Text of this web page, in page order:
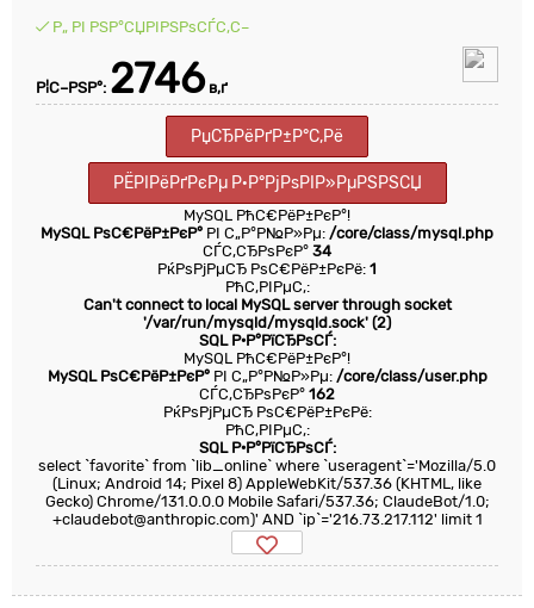
Р„ РІ РЅР°СЏРІРЅРѕСЃС‚С–
Р¦С–РЅР°: 2746в‚ґ
РџСЂРёРґР±Р°С‚Рё
РЁРІРёРґРєРµ Р·Р°РјРѕРІР»РµРЅРЅСЏ
MySQL РћС€РёР±РєР°!
MySQL РѕС€РёР±РєР° РІ С„Р°Р№Р»Рµ: /core/class/mysql.php
СЃС‚СЂРѕРєР° 34
РќРѕРјРµСЂ РѕС€РёР±РєРё: 1
РћС‚РІРµС‚:
Can't connect to local MySQL server through socket
'/var/run/mysqld/mysqld.sock' (2)
SQL Р·Р°РїСЂРѕСЃ:
MySQL РћС€РёР±РєР°!
MySQL РѕС€РёР±РєР°РІ С„Р°Р№Р»Рµ: /core/class/user.php
СЃС‚СЂРѕРєР° 162
РќРѕРјРµСЂ РѕС€РёР±РєРё:
РћС‚РІРµС‚:
SQL Р·Р°РїСЂРѕСЃ:
select `favorite` from `lib_online` where `useragent`='Mozilla/5.0
(Linux; Android 14; Pixel 8) AppleWebKit/537.36 (KHTML, like
Gecko) Chrome/131.0.0.0 Mobile Safari/537.36; ClaudeBot/1.0;
+claudebot@anthropic.com)' AND `ip`='216.73.217.112' limit 1